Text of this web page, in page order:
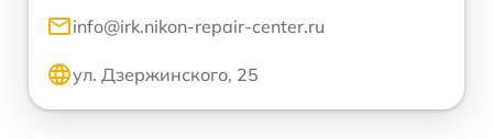
info@irk.nikon-repair-center.ru
ул. Дзержинского, 25